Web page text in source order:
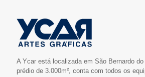
A Ycar está localizada em São Bernardo
prédio de 3.000m², conta com todos os